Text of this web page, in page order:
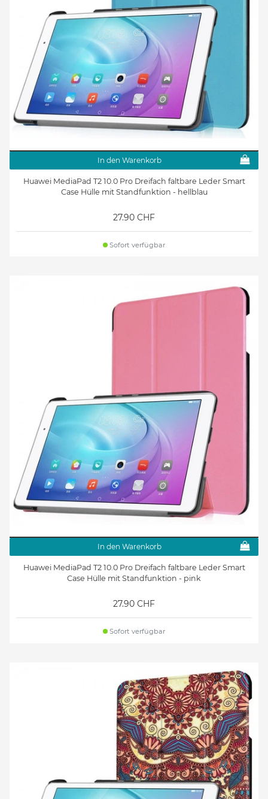
In den Warenkorb
Huawei MediaPad T2 10.0 Pro Dreifach faltbare Leder Smart
Case Hülle mit Standfunktion - hellblau
27.90 CHF
Sofort verfügbar
In den Warenkorb
Huawei MediaPad T2 10.0 Pro Dreifach faltbare Leder Smart
Case Hülle mit Standfunktion - pink
27.90 CHF
Sofort verfügbar